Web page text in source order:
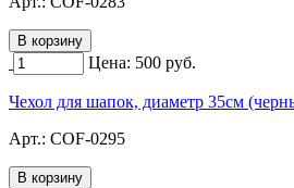
Цена: 500 руб.
Чехол для шапок, диаметр 35см
Арт.: COF-0295